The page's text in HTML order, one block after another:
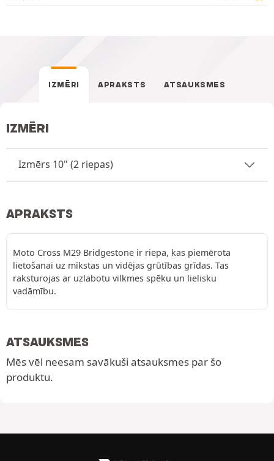
IZMĒRI APRAKSTS ATSAUKSMES
IZMĒRI
Izmērs 10" (2 riepas)
APRAKSTS
Moto Cross M29 Bridgestone ir riepa, kas piemērota
lietošanai uz mīkstas un vidējas grūtības grīdas. Tas
raksturojas ar uzlabotu vilkmes spēku un lielisku
vadāmību.
ATSAUKSMES
Mēs vēl neesam savākuši atsauksmes par šo
produktu.